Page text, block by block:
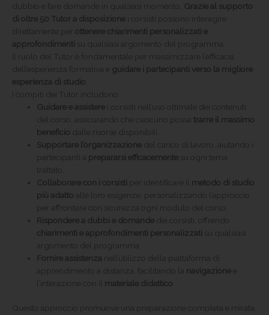
dubbio e fare domande in qualsiasi momento. Grazie al supporto
di oltre 50 Tutor a disposizione i corsisti possono interagire
direttamente per ottenere chiarimenti personalizzati e
approfondimenti su qualsiasi argomento del programma.
Il ruolo del Tutor è fondamentale per massimizzare l’efficacia
dell’esperienza formativa e guidare i partecipanti verso la migliore
esperienza di studio
I compiti dei Tutor includono:
Guidare e assistere i corsisti nell’uso ottimale dei contenuti
del corso, assicurando che ciascuno possa trarre il massimo
beneficio dalle risorse disponibili.
Supportare l’organizzazione del carico di lavoro, aiutando i
partecipanti a prepararsi efficacemente su ogni tema
trattato.
Collaborare con i corsisti per identificare il metodo di studio
più adatto alle loro esigenze, personalizzando l’approccio
per affrontare con sicurezza ogni modulo del corso.
Rispondere a dubbi e domande dei corsisti, offrendo
chiarimenti e approfondimenti personalizzati su qualsiasi
argomento del programma.
Fornire assistenza nell’utilizzo della piattaforma di
apprendimento a distanza, facilitando la navigazionee
l’interazione con il materiale didattico
Questo approccio promuove una preparazione completa e mirata,